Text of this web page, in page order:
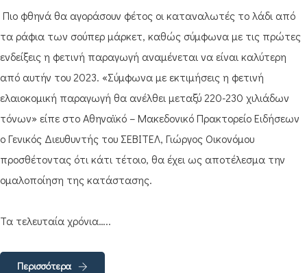
Πιο φθηνά θα αγοράσουν φέτος οι καταναλωτές το λάδι από
τα ράφια των σούπερ μάρκετ, καθώς σύμφωνα με τις πρώτες
ενδείξεις η φετινή παραγωγή αναμένεται να είναι καλύτερη
από αυτήν του 2023. «Σύμφωνα με εκτιμήσεις η φετινή
ελαιοκομική παραγωγή θα ανέλθει μεταξύ 220-230 χιλιάδων
τόνων» είπε στο Αθηναϊκό – Μακεδονικό Πρακτορείο Ειδήσεων
ο Γενικός Διευθυντής του ΣΕΒΙΤΕΛ, Γιώργος Οικονόμου
προσθέτοντας ότι κάτι τέτοιο, θα έχει ως αποτέλεσμα την
ομαλοποίηση της κατάστασης.
Τα τελευταία χρόνια…..
Περισσότερα